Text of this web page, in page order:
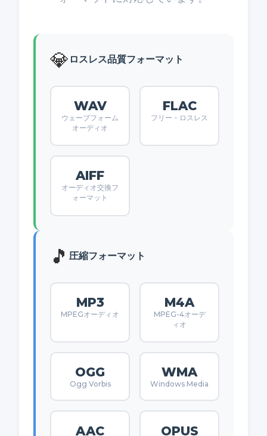
💎 ロスレス品質フォーマット
WAV
ウェーブフォーム
オーディオ
FLAC
フリー・ロスレス
AIFF
オーディオ交換フ
ォーマット
🎵 圧縮フォーマット
MP3
MPEGオーディオ
M4A
MPEG-4オーデ
ィオ
OGG
Ogg Vorbis
WMA
Windows Media
AAC OPUS